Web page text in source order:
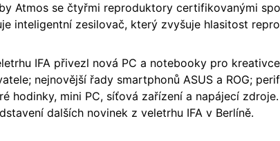
Atmos se čtyřmi reproduktory certifikovanými
inteligentní zesilovač, který zvyšuje hlasitost
IFA přivezl nová PC a notebooky pro
nejnovější řady smartphonů ASUS a ROG;
hodinky, mini PC, síťová zařízení a napájecí
dalších novinek z veletrhu IFA v Berlíně.